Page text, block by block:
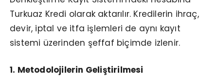
Turkuaz Kredi olarak aktarılır. Kredilerin ihraç,
devir, iptal ve itfa işlemleri de aynı kayıt
sistemi üzerinden şeffaf biçimde izlenir.
1. Metodolojilerin Geliştirilmesi